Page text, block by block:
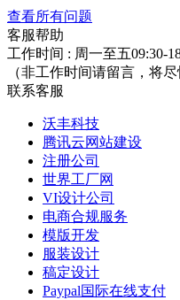
查看所有问题
客服帮助
工作时间 : 周一至五09:30-
（非工作时间请留言，将尽
联系客服
沃丰科技
腾讯云网站建设
注册公司
世界工厂网
VI设计公司
电商合规服务
模版开发
服装设计
稿定设计
Paypal国际在线支付